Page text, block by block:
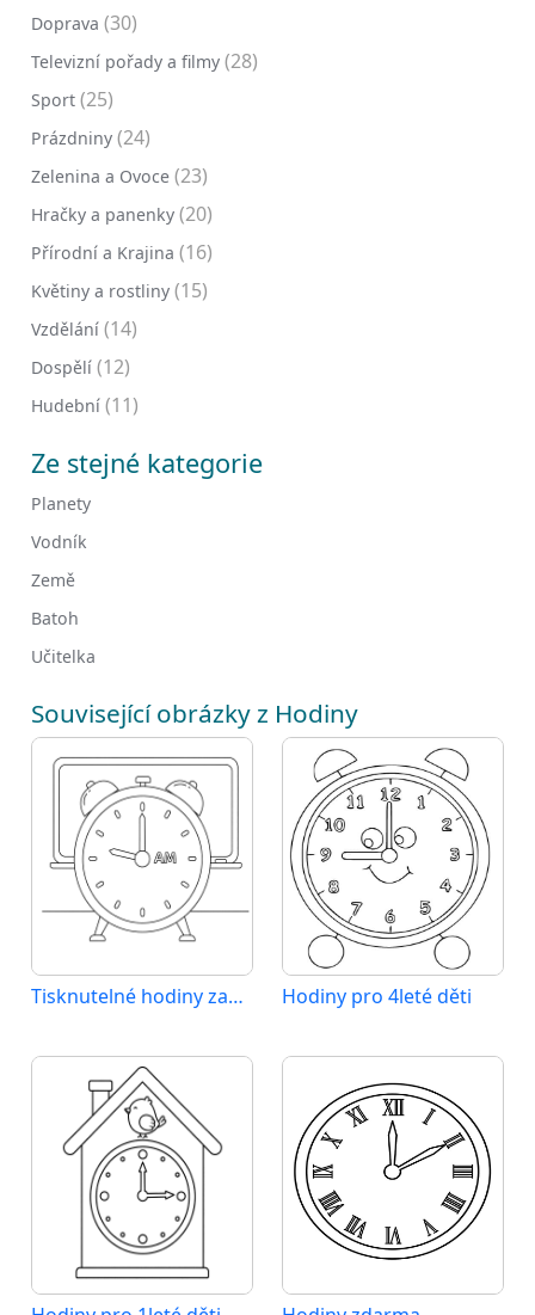
Doprava (30)
Televizní pořady a filmy (28)
Sport (25)
Prázdniny (24)
Zelenina a Ovoce (23)
Hračky a panenky (20)
Přírodní a Krajina (16)
Květiny a rostliny (15)
Vzdělání (14)
Dospělí (12)
Hudební (11)
Ze stejné kategorie
Planety
Vodník
Země
Batoh
Učitelka
Související obrázky z Hodiny
Tisknutelné hodiny zadarmo Hodiny pro 4leté děti